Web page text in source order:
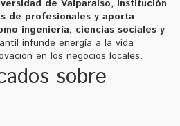
de Valparaíso, institución
de profesionales y aporta
ingeniería, ciencias sociales y
infunde energía a la vida
en los negocios locales.
sobre